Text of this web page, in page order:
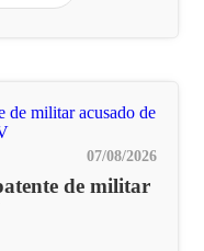
07/08/2026
de militar